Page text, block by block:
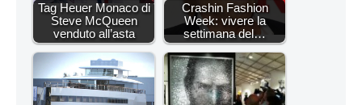
Tag Heuer Monaco di
Steve McQueen
venduto all’asta
Crashin Fashion
Week: vivere la
settimana del…